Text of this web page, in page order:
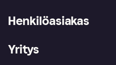
Henkilöasiakas
Kirjaudu sisään
Yritys